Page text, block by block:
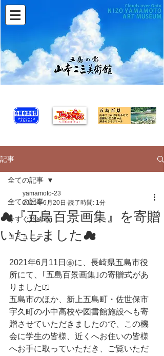
記事
全ての記事
今すぐ始める
コミュニティ
全ての記事
☁『五島百景画集』を寄贈
いたしました☁
yamamoto-23
2021年6月20日 読了時間: 1分
2021年6月11日㊎に、長崎県五島市役
所にて、｢五島百景画集｣の寄贈式があ
りました📖
五島市のほか、新上五島町・佐世保市
宇久町の小中高校や図書館施設へも寄
贈させていただきましたので、この機
会に学生の皆様、近くへお住いの皆様
へお手に取っていただき、ご覧いただ